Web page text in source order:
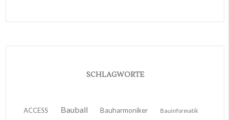
SCHLAGWORTE
ACCESS Bauball Bauharmoniker Bauinformatik